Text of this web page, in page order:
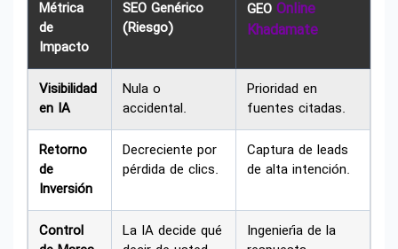
Métrica
de
Impacto
SEO Genérico
(Riesgo)
GEO Online
Khadamate
Visibilidad
en IA
Nula o
accidental.
Prioridad en
fuentes citadas.
Retorno
de
Inversión
Decreciente por
pérdida de clics.
Captura de leads
de alta intención.
Control
La IA decide qué
Ingeniería de la